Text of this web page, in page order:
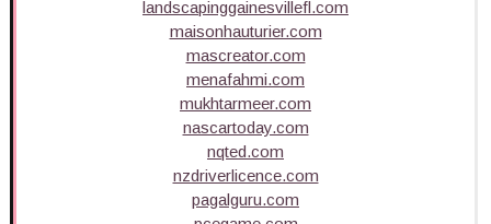
landscapinggainesvillefl.com
maisonhauturier.com
mascreator.com
menafahmi.com
mukhtarmeer.com
nascartoday.com
nqted.com
nzdriverlicence.com
pagalguru.com